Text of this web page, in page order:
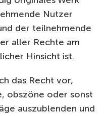
Nutzer
der teilnehmende
aller Rechte am
Hinsicht ist.
das Recht vor,
obszöne oder sonst
auszublenden und